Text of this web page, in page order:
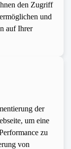
den Zugriff
und
auf Ihrer
der
um eine
zu
von